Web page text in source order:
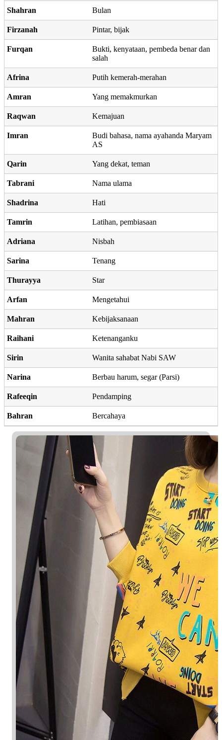
Shahran Bulan
Firzanah Pintar, bijak
Furqan
Bukti, kenyataan, pembeda benar dan
salah
Afrina Putih kemerah-merahan
Amran Yang memakmurkan
Raqwan Kemajuan
Imran
Budi bahasa, nama ayahanda Maryam
AS
Qarin Yang dekat, teman
Tabrani Nama ulama
Shadrina Hati
Tamrin Latihan, pembiasaan
Adriana Nisbah
Sarina Tenang
Thurayya Star
Arfan Mengetahui
Mahran Kebijaksanaan
Raihani Ketenanganku
Sirin Wanita sahabat Nabi SAW
Narina Berbau harum, segar (Parsi)
Rafeeqin Pendamping
Bahran Bercahaya